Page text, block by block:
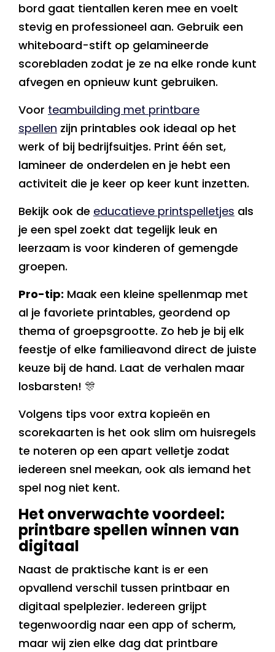
bord gaat tientallen keren mee en voelt
stevig en professioneel aan. Gebruik een
whiteboard-stift op gelamineerde
scorebladen zodat je ze na elke ronde kunt
afvegen en opnieuw kunt gebruiken.
Voor teambuilding met printbare
spellen zijn printables ook ideaal op het
werk of bij bedrijfsuitjes. Print één set,
lamineer de onderdelen en je hebt een
activiteit die je keer op keer kunt inzetten.
Bekijk ook de educatieve printspelletjes als
je een spel zoekt dat tegelijk leuk en
leerzaam is voor kinderen of gemengde
groepen.
Pro-tip: Maak een kleine spellenmap met
al je favoriete printables, geordend op
thema of groepsgrootte. Zo heb je bij elk
feestje of elke familieavond direct de juiste
keuze bij de hand. Laat de verhalen maar
losbarsten! 🎊
Volgens tips voor extra kopieën en
scorekaarten is het ook slim om huisregels
te noteren op een apart velletje zodat
iedereen snel meekan, ook als iemand het
spel nog niet kent.
Het onverwachte voordeel:
printbare spellen winnen van
digitaal
Naast de praktische kant is er een
opvallend verschil tussen printbaar en
digitaal spelplezier. Iedereen grijpt
tegenwoordig naar een app of scherm,
maar wij zien elke dag dat printbare